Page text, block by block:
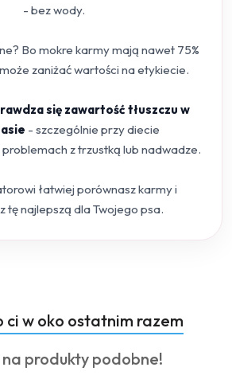
- bez wody.
Bo mokre karmy mają nawet 75%
zaniżać wartości na etykiecie.
się zawartość tłuszczu w
- szczególnie przy diecie
problemach z trzustką lub nadwadze.
łatwiej porównasz karmy i
tę najlepszą dla Twojego psa.
produktów
ci w oko ostatnim razem
produkty podobne!